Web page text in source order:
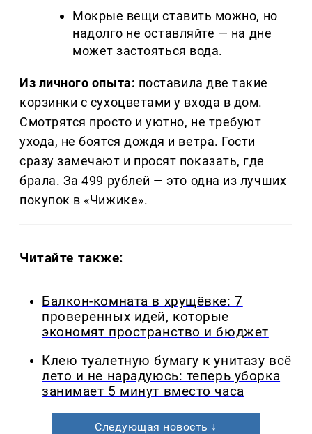
Мокрые вещи ставить можно, но
надолго не оставляйте — на дне
может застояться вода.
Из личного опыта: поставила две такие
корзинки с сухоцветами у входа в дом.
Смотрятся просто и уютно, не требуют
ухода, не боятся дождя и ветра. Гости
сразу замечают и просят показать, где
брала. За 499 рублей — это одна из лучших
покупок в «Чижике».
Читайте также:
Балкон-комната в хрущёвке: 7
проверенных идей, которые
экономят пространство и бюджет
Клею туалетную бумагу к унитазу всё
лето и не нарадуюсь: теперь уборка
занимает 5 минут вместо часа
Следующая новость ↓